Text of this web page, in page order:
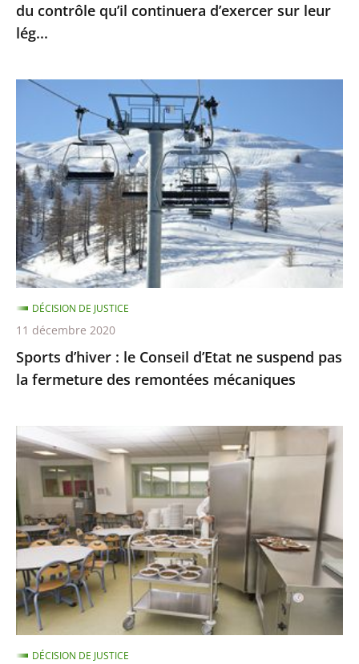
mode
d’emploi
du
contrôle
continuera
d’exercer
sur
leur
lég...
du contrôle qu’il continuera d’exercer sur leur
lég...
Sports
le
Conseil
d’Etat
ne
suspend
pas
la
fermeture
des
remontées
mécaniques
Sports d’hiver : le Conseil d’Etat ne suspend pas
la fermeture des remontées mécaniques
DÉCISION DE JUSTICE
11 décembre 2020
Les
menus
de
substitution
dans
les
cantines
scolaires,
qui
ne
DÉCISION DE JUSTICE